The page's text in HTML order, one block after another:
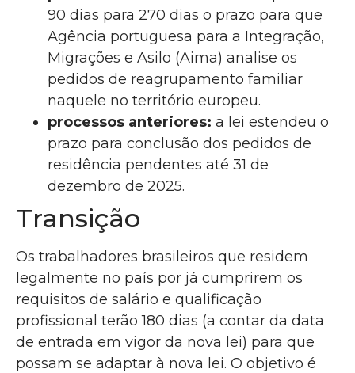
90 dias para 270 dias o prazo para que
Agência portuguesa para a Integração,
Migrações e Asilo (Aima) analise os
pedidos de reagrupamento familiar
naquele no território europeu.
processos anteriores: a lei estendeu o
prazo para conclusão dos pedidos de
residência pendentes até 31 de
dezembro de 2025.
Transição
Os trabalhadores brasileiros que residem
legalmente no país por já cumprirem os
requisitos de salário e qualificação
profissional terão 180 dias (a contar da data
de entrada em vigor da nova lei) para que
possam se adaptar à nova lei. O objetivo é